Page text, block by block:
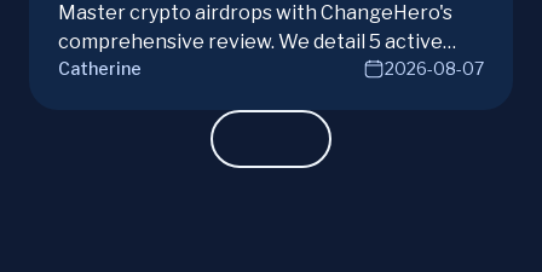
Master crypto airdrops with ChangeHero's
comprehensive review. We detail 5 active
campaigns, risks, benefits, and a vital checklist
Catherine 2026-08-07